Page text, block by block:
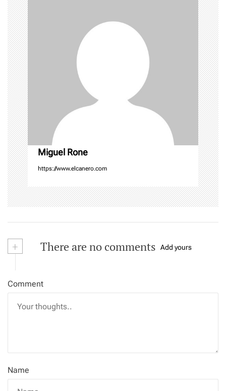
i
g
a
t
i
o
n
Miguel Rone
https://www.elcanero.com
+ There are no comments Add yours
Comment
Name